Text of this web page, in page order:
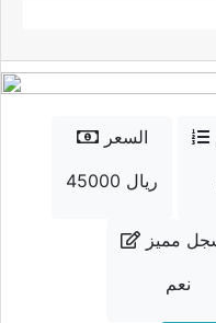
السعر
45000 ريال
مميز
نعم